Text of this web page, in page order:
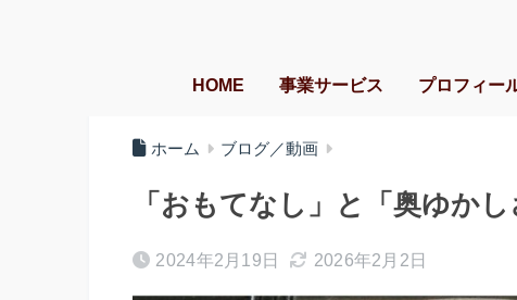
HOME 事業サービス プロフィー
ホーム ブログ／動画
「おもてなし」と「奥ゆか
2024年2月19日 2026年2月2日